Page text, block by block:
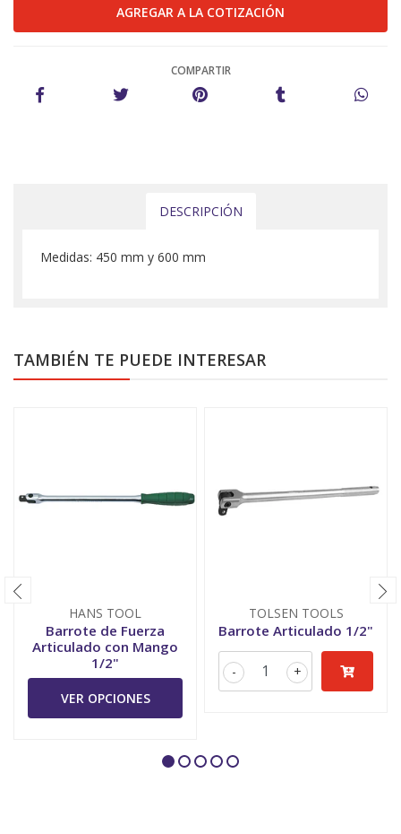
COMPARTIR
DESCRIPCIÓN
Medidas: 450 mm y 600 mm
TAMBIÉN TE PUEDE INTERESAR
HANS TOOL
Barrote de Fuerza
Articulado con Mango
1/2"
VER OPCIONES
TOLSEN TOOLS
Barrote Articulado 1/2"
+
-